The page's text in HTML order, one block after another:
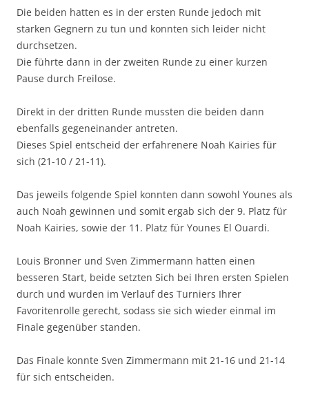
Die beiden hatten es in der ersten Runde jedoch mit
starken Gegnern zu tun und konnten sich leider nicht
durchsetzen.
Die führte dann in der zweiten Runde zu einer kurzen
Pause durch Freilose.
Direkt in der dritten Runde mussten die beiden dann
ebenfalls gegeneinander antreten.
Dieses Spiel entscheid der erfahrenere Noah Kairies für
sich (21-10 / 21-11).
Das jeweils folgende Spiel konnten dann sowohl Younes als
auch Noah gewinnen und somit ergab sich der 9. Platz für
Noah Kairies, sowie der 11. Platz für Younes El Ouardi.
Louis Bronner und Sven Zimmermann hatten einen
besseren Start, beide setzten Sich bei Ihren ersten Spielen
durch und wurden im Verlauf des Turniers Ihrer
Favoritenrolle gerecht, sodass sie sich wieder einmal im
Finale gegenüber standen.
Das Finale konnte Sven Zimmermann mit 21-16 und 21-14
für sich entscheiden.